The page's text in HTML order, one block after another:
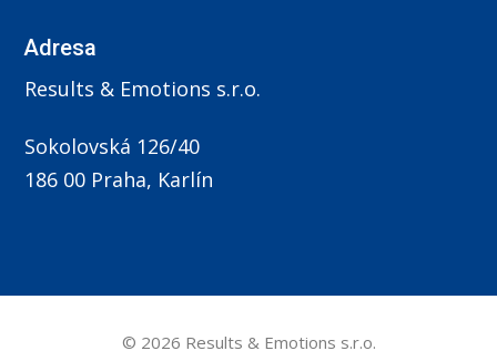
Adresa
Results & Emotions s.r.o.
Sokolovská 126/40
186 00 Praha, Karlín
© 2026 Results & Emotions s.r.o.